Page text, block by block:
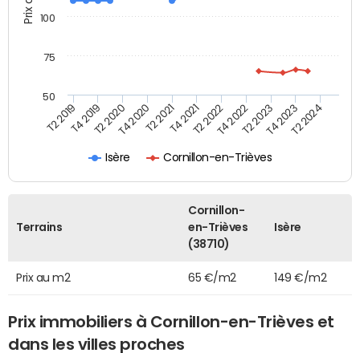
Isère Cornillon-en-Trièves
T2 2019T4 2019T2 2020T4 2020T2 2021T4 2021T2 2022T4 2022T2 2023T4 2023T2 2024
50
75
100
Terrains
Cornillon-
en-Trièves
(38710)
Isère
Prix au m2 65 €/m2 149 €/m2
Prix immobiliers à Cornillon-en-Trièves et
dans les villes proches